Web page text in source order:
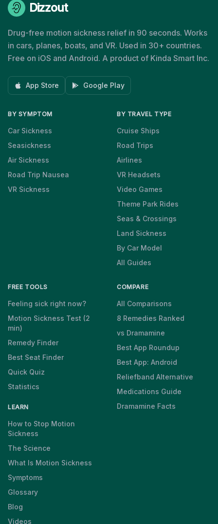
Dizzout
Drug-free motion sickness relief in 90 seconds. Works
in cars, planes, boats, and VR. Used in 30+ countries.
Free on iOS and Android. A product of Kinda Smart Inc.
App Store Google Play
BY SYMPTOM
Car Sickness
Seasickness
Air Sickness
Road Trip Nausea
VR Sickness
BY TRAVEL TYPE
Cruise Ships
Road Trips
Airlines
VR Headsets
Video Games
Theme Park Rides
Seas & Crossings
Land Sickness
By Car Model
All Guides
FREE TOOLS
Feeling sick right now?
Motion Sickness Test (2
min)
Remedy Finder
Best Seat Finder
Quick Quiz
Statistics
LEARN
How to Stop Motion
Sickness
The Science
What Is Motion Sickness
Symptoms
Glossary
Blog
Videos
COMPARE
All Comparisons
8 Remedies Ranked
vs Dramamine
Best App Roundup
Best App: Android
Reliefband Alternative
Medications Guide
Dramamine Facts